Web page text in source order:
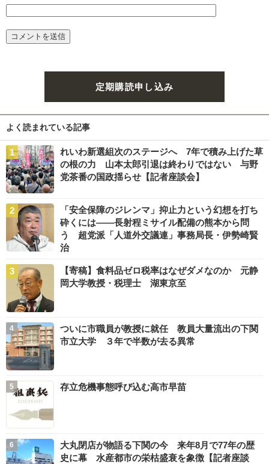
定期購読申し込み
よく読まれている記事
れいわ新選組次のステージへ 7年で積み上げた草
の根の力 山本太郎引退は終わりではない 与野
党茶番の国政揺らせ【記者座談会】
「安全保障のジレンマ」抑止力という幻想を打ち
砕くには――長射程ミサイル配備の熊本から問
う 超党派「人道外交議連」事務局長・伊勢崎賢
治
【寄稿】食料品ゼロ税率はなぜダメなのか 元静
岡大学教授・税理士 湖東京至
ついに市職員が教授に就任 教員大量流出の下関
市立大学 ３年で半数が去る異常
存立危機事態呼び込む高市早苗
大丸閉店が物語る下関の今 来年8月で77年の歴
史に幕 水産都市の栄枯盛衰を象徴【記者座談